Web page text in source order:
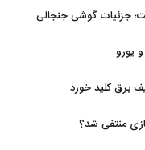
است؛ جزئیات گوشی جنجالی
یورو
منتفی شد؟